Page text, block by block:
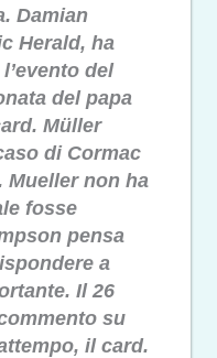
Damian
Herald, ha
del
del papa
Müller
di Cormac
Mueller non ha
fosse
pensa
a
Il 26
su
il card.